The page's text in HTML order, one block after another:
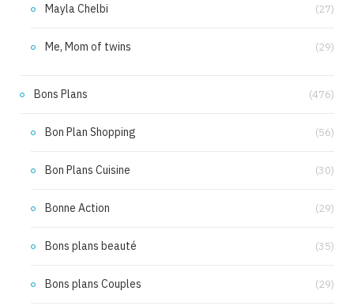
Mayla Chelbi (27)
Me, Mom of twins (29)
Bons Plans (476)
Bon Plan Shopping (56)
Bon Plans Cuisine (30)
Bonne Action (29)
Bons plans beauté (35)
Bons plans Couples (29)